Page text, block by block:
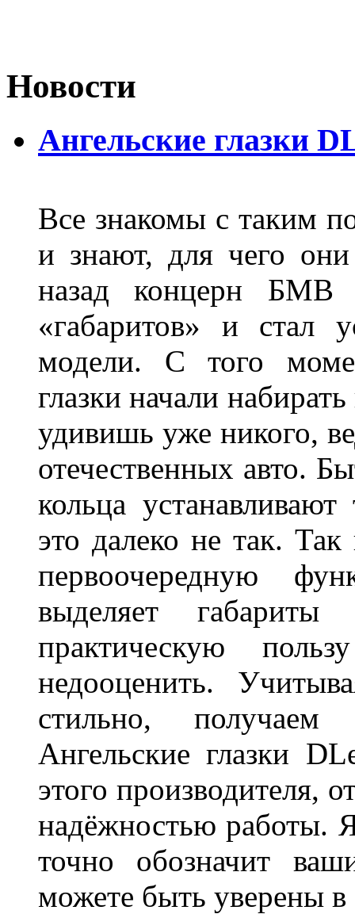
Новости
Ангельские глазки
Все знакомы с таким
и знают, для чего
назад концерн БМВ
«габаритов» и стал
модели. С того
глазки начали
удивишь уже никого,
отечественных авто.
кольца
это далеко не так. Так
первоочередную
выделяет
практическую
недооценить.
стильно,
Ангельские глазки
этого производителя,
надёжностью работы.
точно обозначит
можете быть уверены